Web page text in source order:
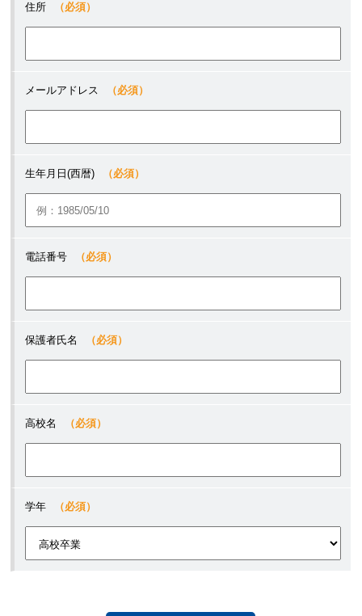
住所 （必須）
メールアドレス （必須）
生年月日(西暦) （必須）
電話番号 （必須）
保護者氏名 （必須）
高校名 （必須）
学年 （必須）